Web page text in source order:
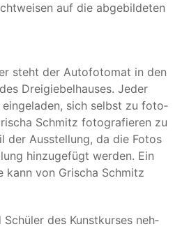
auf die abge­bil­de­ten
steht der Auto­fo­to­mat in den
Drei­gie­bel­hau­ses. Jeder
ein­ge­la­den, sich selbst zu foto­
Schmitz foto­gra­fie­ren zu
der Aus­stel­lung, da die Fotos
hin­zu­ge­fügt wer­den. Ein
kann von Gri­scha Schmitz
Schü­ler des Kunst­kur­ses neh­